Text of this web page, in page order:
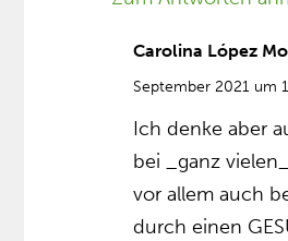
Carolina López
September 2021 um
Ich denke aber
bei _ganz
vor allem auch
durch einen